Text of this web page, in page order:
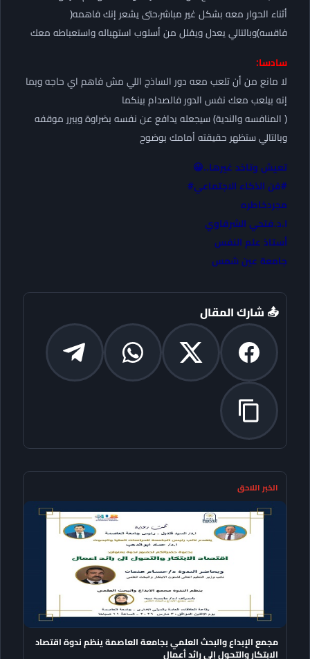
أثناء الحوار معه بشكل غير مباشر،حتى يشعر إنك فاهمه(
فاقسه)وبالتالي يعدل ويقلل من أسلوب استهباله واستعباطه معك
سادسا:
لا مانع من أن تلعب معه دور الساذج اللي مش فاهم اي حاجه وبما
إنه بيلعب معك نفس الدور فالصدام بينكما
( المنافسه والندية) سيجعله يدافع عن نفسه بضراوة ويبرر موقفه
وبالتالي ستظهر حقيقته أمامك بوضوح
تعيش وتاخد غيرها..😀
#فن الذكاء الاجتماعي#
مجردخاطره
ا.د.فتحي الشرقاوي
أستاذ علم النفس
جامعة عين شمس
📤 شارك المقال
الخبر اللاحق
مجمع الإبداع والبحث العلمي بجامعة العاصمة ينظم ندوة اقتصاد
الابتكار والتحول إلى رائد أعمال